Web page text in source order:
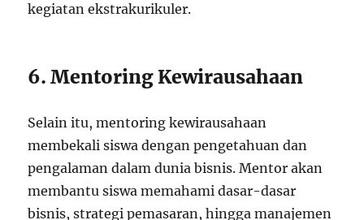
kegiatan ekstrakurikuler.
6. Mentoring Kewirausahaan
Selain itu, mentoring kewirausahaan
membekali siswa dengan pengetahuan dan
pengalaman dalam dunia bisnis. Mentor akan
membantu siswa memahami dasar-dasar
bisnis, strategi pemasaran, hingga manajemen